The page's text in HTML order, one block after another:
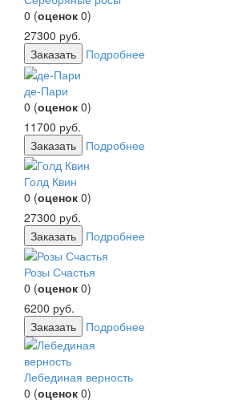
0 (оценок 0)
27300 руб.
Заказать
Подробнее
де-Пари
0 (оценок 0)
11700 руб.
Заказать
Подробнее
Голд Квин
0 (оценок 0)
27300 руб.
Заказать
Подробнее
Розы Счастья
0 (оценок 0)
6200 руб.
Заказать
Подробнее
Лебединая верность
0 (оценок 0)